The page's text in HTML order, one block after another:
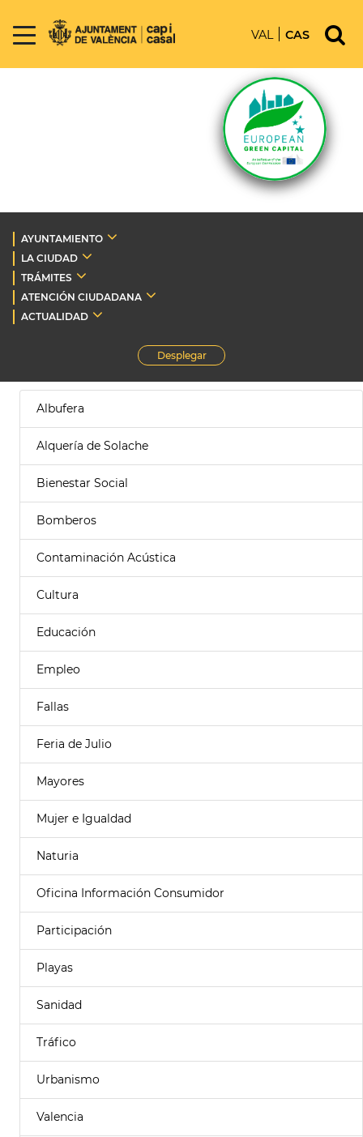
VAL CAS
AYUNTAMIENTO
LA CIUDAD
TRÁMITES
ATENCIÓN CIUDADANA
ACTUALIDAD
Desplegar
Albufera
Alquería de Solache
Bienestar Social
Bomberos
Contaminación Acústica
Cultura
Educación
Empleo
Fallas
Feria de Julio
Mayores
Mujer e Igualdad
Naturia
Oficina Información Consumidor
Participación
Playas
Sanidad
Tráfico
Urbanismo
Valencia